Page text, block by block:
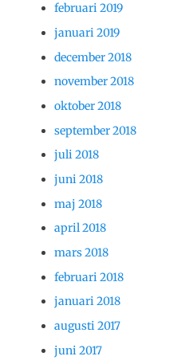
februari 2019
januari 2019
december 2018
november 2018
oktober 2018
september 2018
juli 2018
juni 2018
maj 2018
april 2018
mars 2018
februari 2018
januari 2018
augusti 2017
juni 2017